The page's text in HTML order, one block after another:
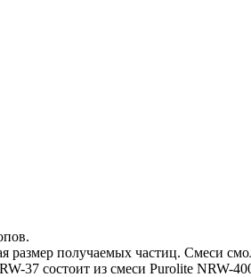
получаемых частиц. Смеси
37 состоит из смеси Purolite NRW-